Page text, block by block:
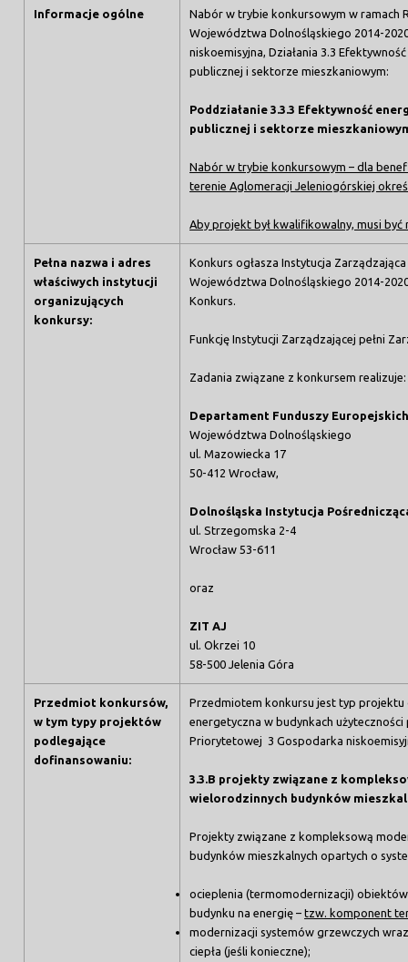
Informacje ogólne
Nabór w trybie konkursowym w ramach
Województwa Dolnośląskiego 2014-
niskoemisyjna, Działania 3.3
publicznej i sektorze mieszkaniowym:
Poddziałanie 3.3.3 Efektywność
publicznej i sektorze
Nabór w trybie konkursowym – dla
terenie Aglomeracji Jeleniogórskiej
Aby projekt był kwalifikowalny, musi być
Pełna nazwa i adres
właściwych instytucji
organizujących
konkursy:
Konkurs ogłasza Instytucja
Województwa Dolnośląskiego 2014-
Konkurs.
Funkcję Instytucji Zarządzającej pełni
Zadania związane z konkursem realizuje:
Departament Funduszy
Województwa Dolnośląskiego
ul. Mazowiecka 17
50-412 Wrocław,
Dolnośląska Instytucja
ul. Strzegomska 2-4
Wrocław 53-611
oraz
ZIT AJ
ul. Okrzei 10
58-500 Jelenia Góra
Przedmiot konkursów,
w tym typy projektów
podlegające
dofinansowaniu:
Przedmiotem konkursu jest typ projektu
energetyczna w budynkach
Priorytetowej 3 Gospodarka
3.3.B projekty związane z
wielorodzinnych budynków
Projekty związane z kompleksową
budynków mieszkalnych opartych o
ocieplenia (termomodernizacji)
budynku na energię –tzw. komponent
modernizacji systemów grzewczych
ciepła (jeśli konieczne);